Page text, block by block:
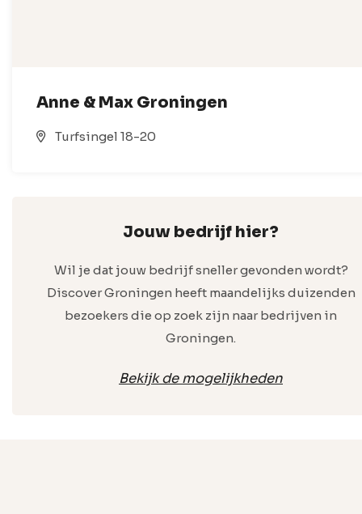
Anne & Max Groningen
Turfsingel 18-20
Jouw bedrijf hier?
Wil je dat jouw bedrijf sneller gevonden wordt?
Discover Groningen heeft maandelijks duizenden
bezoekers die op zoek zijn naar bedrijven in
Groningen.
Bekijk de mogelijkheden